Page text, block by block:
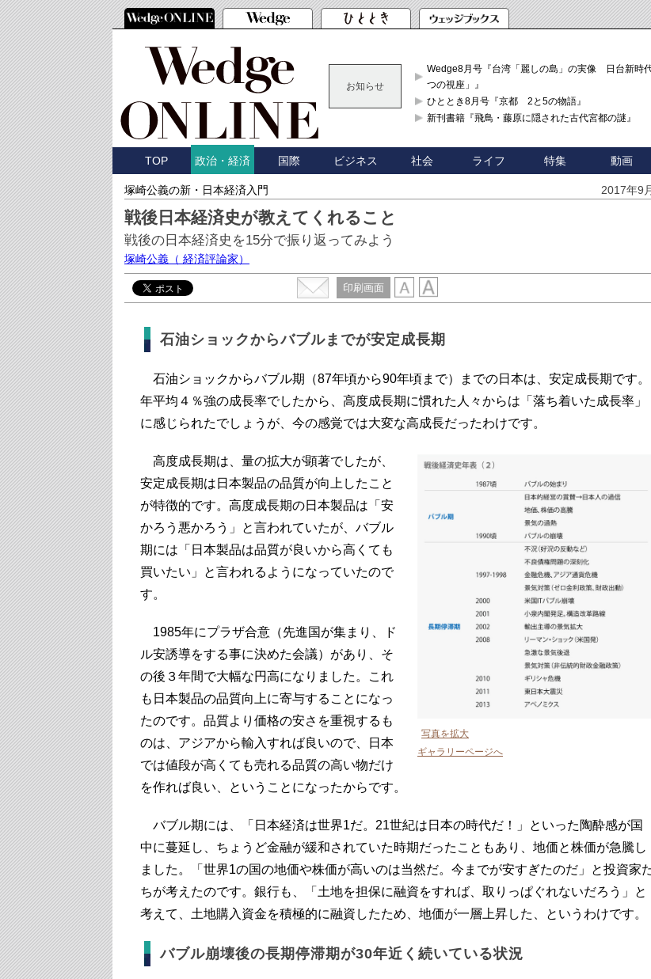
お知らせ
Wedge8月号『台湾「麗しの島」の実像 日台新時代
つの視座」』
ひととき8月号『京都 2と5の物語』
新刊書籍『飛鳥・藤原に隠された古代宮都の謎』
TOP 政治・経済 国際 ビジネス 社会 ライフ 特集 動画
塚崎公義の新・日本経済入門 2017年9
戦後日本経済史が教えてくれること
戦後の日本経済史を15分で振り返ってみよう
塚崎公義 （ 経済評論家）
印刷画面
石油ショックからバブルまでが安定成長期
石油ショックからバブル期（87年頃から90年頃まで）までの日本は、安定成長期です。
年平均４％強の成長率でしたから、高度成長期に慣れた人々からは「落ち着いた成長率」
に感じられたでしょうが、今の感覚では大変な高成長だったわけです。
写真を拡大
ギャラリーページへ
高度成長期は、量の拡大が顕著でしたが、
安定成長期は日本製品の品質が向上したこと
が特徴的です。高度成長期の日本製品は「安
かろう悪かろう」と言われていたが、バブル
期には「日本製品は品質が良いから高くても
買いたい」と言われるようになっていたので
す。
1985年にプラザ合意（先進国が集まり、ド
ル安誘導をする事に決めた会議）があり、そ
の後３年間で大幅な円高になりました。これ
も日本製品の品質向上に寄与することになっ
たのです。品質より価格の安さを重視するも
のは、アジアから輸入すれば良いので、日本
では値段が高くても売れる品質の高い物だけ
を作れば良い、ということになったからです。
バブル期には、「日本経済は世界1だ。21世紀は日本の時代だ！」といった陶酔感が国
中に蔓延し、ちょうど金融が緩和されていた時期だったこともあり、地価と株価が急騰し
ました。「世界1の国の地価や株価が高いのは当然だ。今までが安すぎたのだ」と投資家
ちが考えたのです。銀行も、「土地を担保に融資をすれば、取りっぱぐれないだろう」と
考えて、土地購入資金を積極的に融資したため、地価が一層上昇した、というわけです。
バブル崩壊後の長期停滞期が30年近く続いている状況